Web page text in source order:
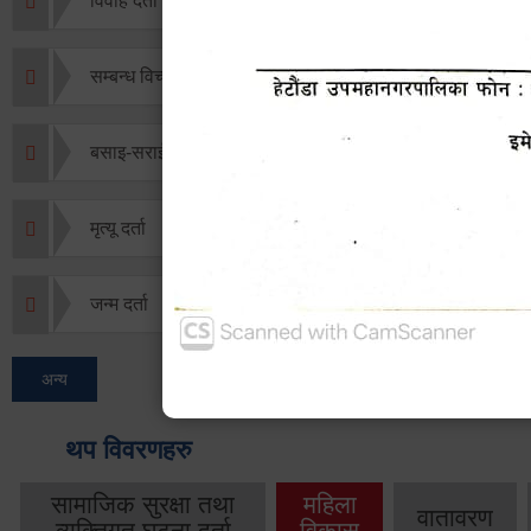
सम्बन्ध विच्छेद दर्ता
बसाइ-सराई जाने/आउने दर्ता
मृत्यू दर्ता
जन्म दर्ता
अन्य
थप विवरणहरु
सामाजिक सुरक्षा तथा
महिला
वातावरण